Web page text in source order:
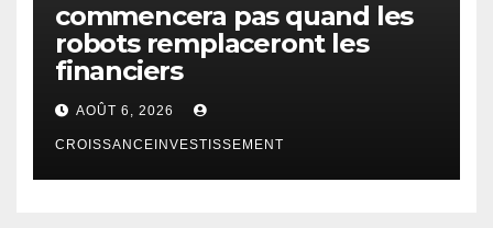
commencera pas quand les
robots remplaceront les
financiers
AOÛT 6, 2026
CROISSANCEINVESTISSEMENT